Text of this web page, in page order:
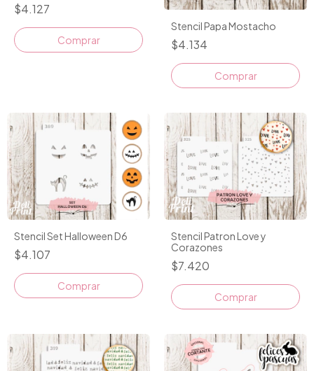
$4.127
Stencil Papa Mostacho
$4.134
Stencil Set Halloween D6
$4.107
Stencil Patron Love y
Corazones
$7.420